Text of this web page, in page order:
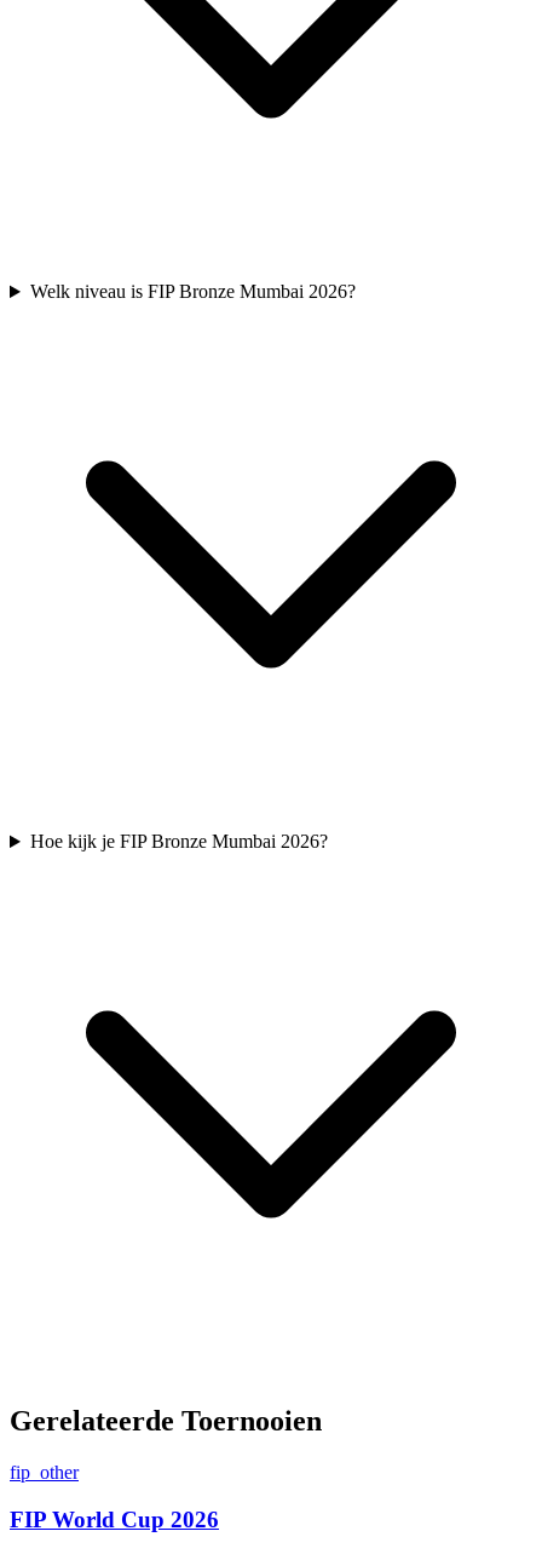
Welk niveau is FIP Bronze Mumbai 2026?
Hoe kijk je FIP Bronze Mumbai 2026?
Gerelateerde Toernooien
fip_other
FIP World Cup 2026